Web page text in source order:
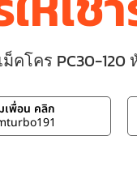
คโคร PC30-120
เพื่อน คลิก